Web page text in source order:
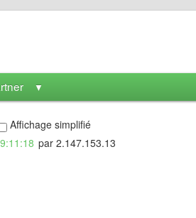
▼
Affichage simplifié
par 2.147.153.13